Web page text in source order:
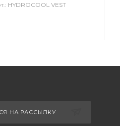
HYDROCOOL VEST
НА РАССЫЛКУ